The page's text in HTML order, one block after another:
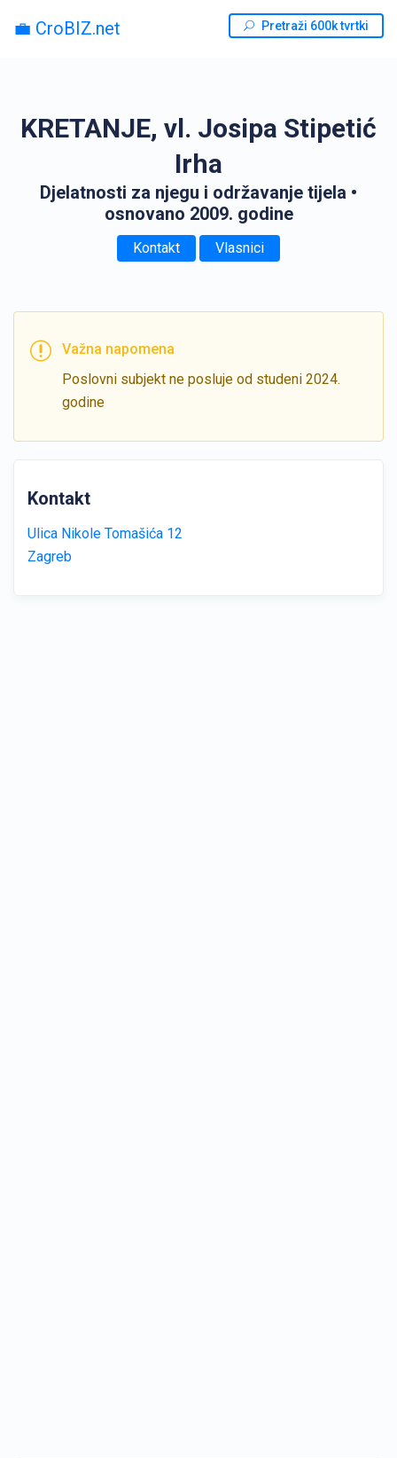
💼 CroBIZ.net Pretraži 600k tvrtki
KRETANJE, vl. Josipa Stipetić
Irha
Djelatnosti za njegu i održavanje tijela •
osnovano 2009. godine
Kontakt Vlasnici
Važna napomena
Poslovni subjekt ne posluje od studeni 2024.
godine
Kontakt
Ulica Nikole Tomašića 12
Zagreb